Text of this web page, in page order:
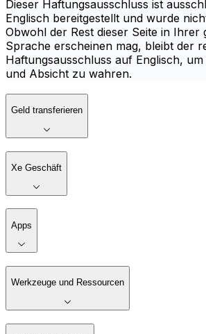
Dieser Haftungsausschluss ist
Englisch bereitgestellt und wurde
Obwohl der Rest dieser Seite in Ihrer
Sprache erscheinen mag, bleibt der
Haftungsausschluss auf Englisch, um
und Absicht zu wahren.
Geld transferieren
Xe Geschäft
Apps
Werkzeuge und Ressourcen